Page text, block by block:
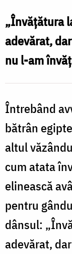
a
Sfântului
Arsenie
/
Foto:
Oana
Nechifor
„Învățătura
adevărat,
nu l-am
Întrebând
bătrân
altul
cum atata
elinească
pentru
dânsul:
adevărat,